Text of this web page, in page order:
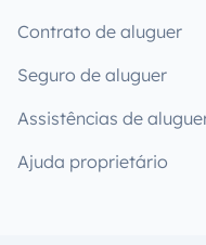
Contrato de aluguer
Seguro de aluguer
Assistências de
Ajuda proprietário